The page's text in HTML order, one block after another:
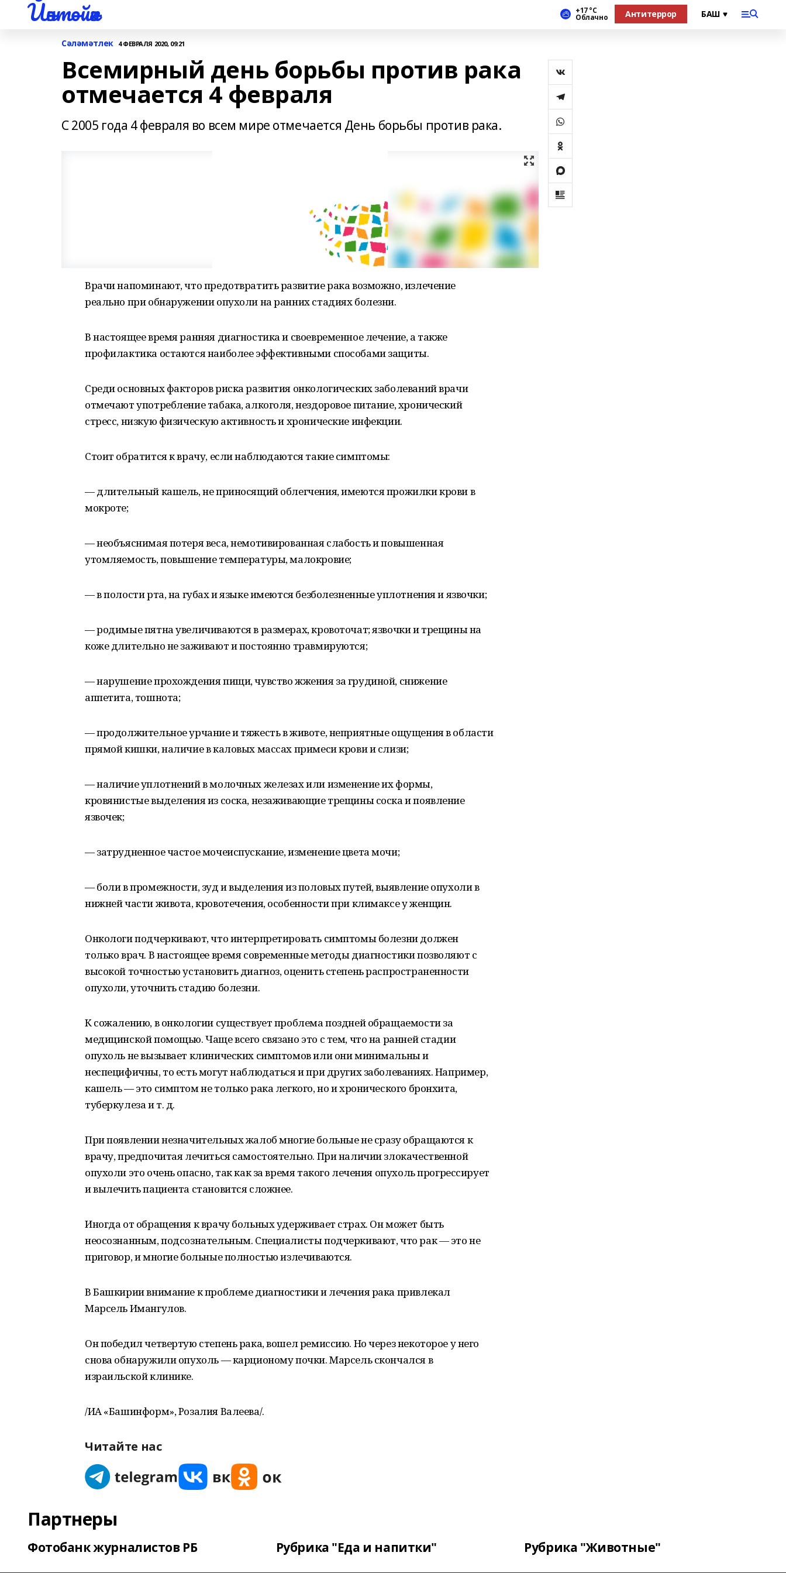
Йәнтөйәк +17 °С
Облачно Антитеррор
Сәләмәтлек 4 ФЕВРАЛЯ 2020, 09:21
Всемирный день борьбы против рака
отмечается 4 февраля
С 2005 года 4 февраля во всем мире отмечается День борьбы против рака.
Врачи напоминают, что предотвратить развитие рака возможно, излечение
реально при обнаружении опухоли на ранних стадиях болезни.
В настоящее время ранняя диагностика и своевременное лечение, а также
профилактика остаются наиболее эффективными способами защиты.
Среди основных факторов риска развития онкологических заболеваний врачи
отмечают употребление табака, алкоголя, нездоровое питание, хронический
стресс, низкую физическую активность и хронические инфекции.
Стоит обратится к врачу, если наблюдаются такие симптомы:
— длительный кашель, не приносящий облегчения, имеются прожилки крови в
мокроте;
— необъяснимая потеря веса, немотивированная слабость и повышенная
утомляемость, повышение температуры, малокровие;
— в полости рта, на губах и языке имеются безболезненные уплотнения и язвочки;
— родимые пятна увеличиваются в размерах, кровоточат; язвочки и трещины на
коже длительно не заживают и постоянно травмируются;
— нарушение прохождения пищи, чувство жжения за грудиной, снижение
аппетита, тошнота;
— продолжительное урчание и тяжесть в животе, неприятные ощущения в области
прямой кишки, наличие в каловых массах примеси крови и слизи;
— наличие уплотнений в молочных железах или изменение их формы,
кровянистые выделения из соска, незаживающие трещины соска и появление
язвочек;
— затрудненное частое мочеиспускание, изменение цвета мочи;
— боли в промежности, зуд и выделения из половых путей, выявление опухоли в
нижней части живота, кровотечения, особенности при климаксе у женщин.
Онкологи подчеркивают, что интерпретировать симптомы болезни должен
только врач. В настоящее время современные методы диагностики позволяют с
высокой точностью установить диагноз, оценить степень распространенности
опухоли, уточнить стадию болезни.
К сожалению, в онкологии существует проблема поздней обращаемости за
медицинской помощью. Чаще всего связано это с тем, что на ранней стадии
опухоль не вызывает клинических симптомов или они минимальны и
неспецифичны, то есть могут наблюдаться и при других заболеваниях. Например,
кашель — это симптом не только рака легкого, но и хронического бронхита,
туберкулеза и т. д.
При появлении незначительных жалоб многие больные не сразу обращаются к
врачу, предпочитая лечиться самостоятельно. При наличии злокачественной
опухоли это очень опасно, так как за время такого лечения опухоль прогрессирует
и вылечить пациента становится сложнее.
Иногда от обращения к врачу больных удерживает страх. Он может быть
неосознанным, подсознательным. Специалисты подчеркивают, что рак — это не
приговор, и многие больные полностью излечиваются.
В Башкирии внимание к проблеме диагностики и лечения рака привлекал
Марсель Имангулов.
Он победил четвертую степень рака, вошел ремиссию. Но через некоторое у него
снова обнаружили опухоль — карционому почки. Марсель скончался в
израильской клинике.
/ИА «Башинформ», Розалия Валеева/.
Читайте нас
Партнеры
Фотобанк журналистов РБ Рубрика "Еда и напитки" Рубрика "Животные"